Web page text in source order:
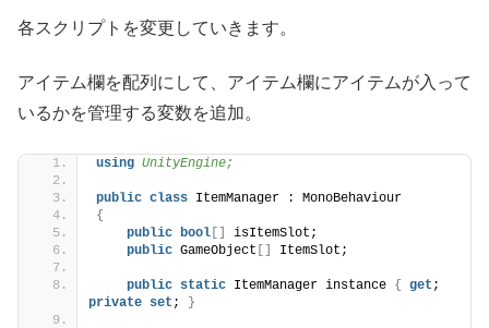
各スクリプトを変更していきます。
アイテム欄を配列にして、アイテム欄にアイテムが入って
いるかを管理する変数を追加。
using UnityEngine;
public class ItemManager : MonoBehaviour
{
public
bool []
isItemSlot;
public GameObject [] ItemSlot;
public static ItemManager instance { get
private set ; }